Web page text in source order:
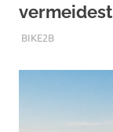
vermeidest
DEZEMBER 1, 2025
BIKE2B